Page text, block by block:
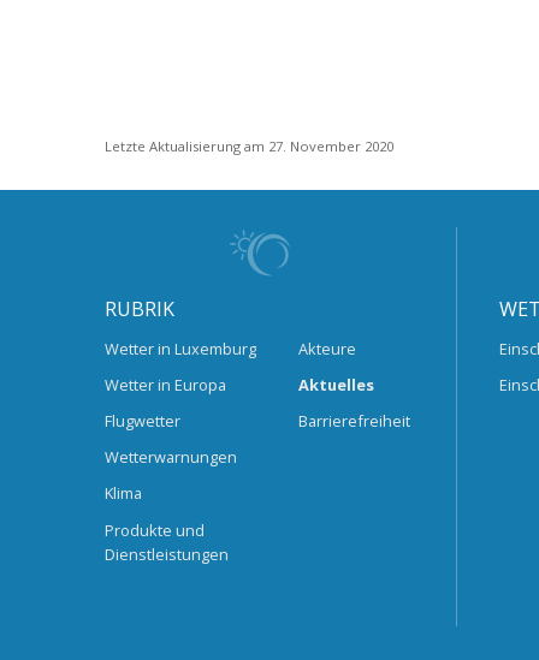
Letzte Aktualisierung am 27. November 2020
RUBRIK
Wetter in Luxemburg
Wetter in Europa
Flugwetter
Wetterwarnungen
Klima
Produkte und
Dienstleistungen
Akteure
Aktuelles
Barrierefreiheit